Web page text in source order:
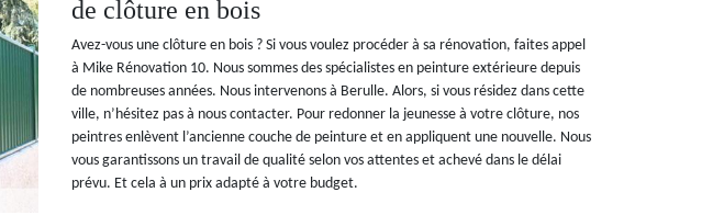
de clôture en bois
Avez-vous une clôture en bois ? Si vous voulez procéder à sa rénovation, faites appel
à Mike Rénovation 10. Nous sommes des spécialistes en peinture extérieure depuis
de nombreuses années. Nous intervenons à Berulle. Alors, si vous résidez dans cette
ville, n’hésitez pas à nous contacter. Pour redonner la jeunesse à votre clôture, nos
peintres enlèvent l’ancienne couche de peinture et en appliquent une nouvelle. Nous
vous garantissons un travail de qualité selon vos attentes et achevé dans le délai
prévu. Et cela à un prix adapté à votre budget.